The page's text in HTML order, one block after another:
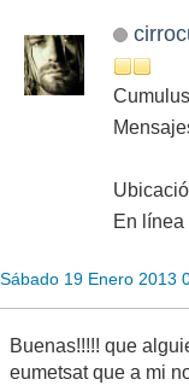
En línea
Sábado 19 Enero 2013
Buenas!!!!! que
eumetsat que a mi